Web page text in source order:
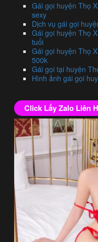
Gái gọi huyện Thọ
sexy
Dịch vụ gái gọi
Gái gọi huyện Thọ
tuổi
Gái gọi huyện Thọ
500k
Gái gọi tại huyện
Hình ảnh gái gọi
Click Lấy Zalo Liên